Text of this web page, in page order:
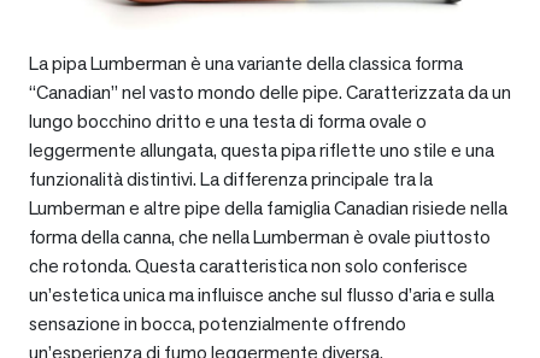
La pipa Lumberman è una variante della classica forma
“Canadian” nel vasto mondo delle pipe. Caratterizzata da un
lungo bocchino dritto e una testa di forma ovale o
leggermente allungata, questa pipa riflette uno stile e una
funzionalità distintivi. La differenza principale tra la
Lumberman e altre pipe della famiglia Canadian risiede nella
forma della canna, che nella Lumberman è ovale piuttosto
che rotonda. Questa caratteristica non solo conferisce
un’estetica unica ma influisce anche sul flusso d’aria e sulla
sensazione in bocca, potenzialmente offrendo
un’esperienza di fumo leggermente diversa.